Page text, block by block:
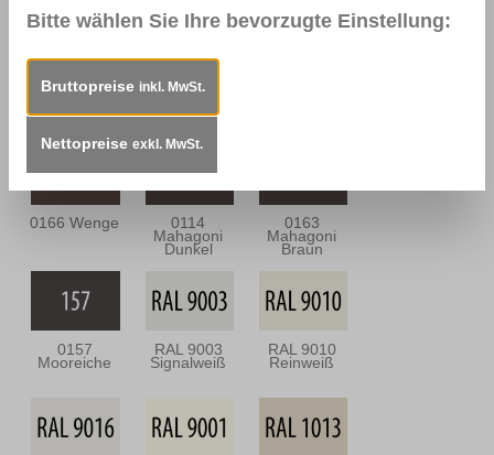
0113
Mahagoni Hell
0164
Nussbaum
Antik
0166 Wenge 0114
Mahagoni
Dunkel
0163
Mahagoni
Braun
0157
Mooreiche
RAL 9003
Signalweiß
RAL 9010
Reinweiß
Bitte wählen Sie Ihre bevorzugte Einstellung:
Bruttopreise inkl. MwSt.
Nettopreise exkl. MwSt.